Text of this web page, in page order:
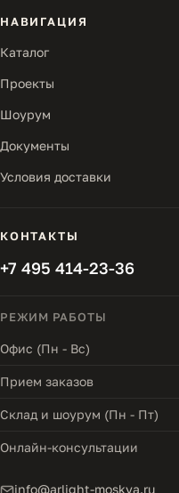
НАВИГАЦИЯ
Каталог
Проекты
Шоурум
Документы
Условия доставки
КОНТАКТЫ
+7 495 414-23-36
РЕЖИМ РАБОТЫ
Офис (Пн - Вс)
Прием заказов
Склад и шоурум (Пн - Пт)
Онлайн-консультации
info@arlight-moskva.ru